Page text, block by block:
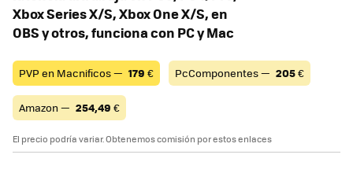
Xbox Series X/S, Xbox One X/S, en
OBS y otros, funciona con PC y Mac
PVP en Macnificos — 179 € PcComponentes — 205€
Amazon — 254,49 €
El precio podría variar. Obtenemos comisión por estos enlaces